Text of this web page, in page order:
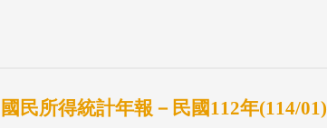
國民所得統計年報－民國112年(114/01)